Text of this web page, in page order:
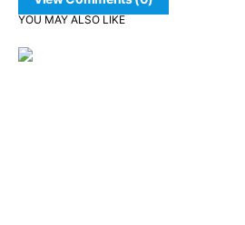
YOU MAY ALSO LIKE